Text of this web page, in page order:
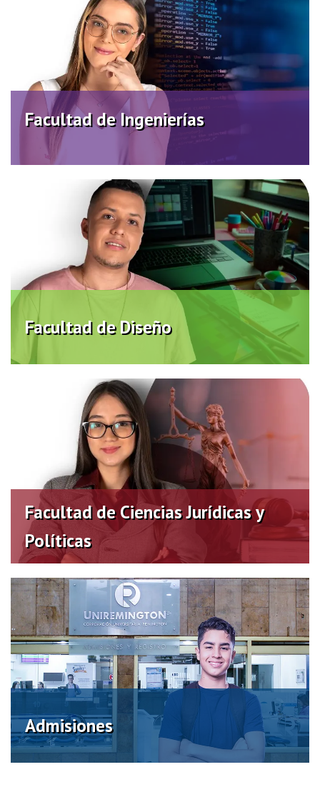
Facultad de Ingenierías
Facultad de Ingenierías
Distancia
Virtual
Facultad de Diseño
Facultad de Diseño
Virtual
Facultad de Ciencias Jurídicas y
Políticas
Facultad de Ciencias Jurídicas y
Políticas
Virtual
Admisiones
Admisiones
Calendario académico
Convenios – Bienestar